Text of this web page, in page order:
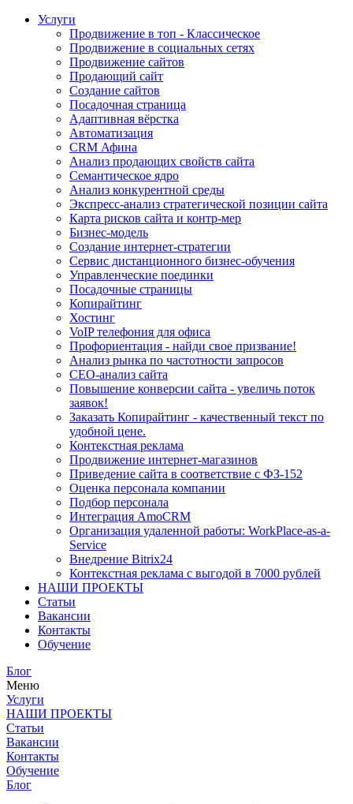
Услуги
Продвижение в топ - Классическое
Продвижение в социальных сетях
Продвижение сайтов
Продающий сайт
Создание сайтов
Посадочная страница
Адаптивная вёрстка
Автоматизация
CRM Афина
Анализ продающих свойств сайта
Семантическое ядро
Анализ конкурентной среды
Экспресс-анализ стратегической позиции сайта
Карта рисков сайта и контр-мер
Бизнес-модель
Создание интернет-стратегии
Сервис дистанционного бизнес-обучения
Управленческие поединки
Посадочные страницы
Копирайтинг
Хостинг
VoIP телефония для офиса
Профориентация - найди свое призвание!
Анализ рынка по частотности запросов
СЕО-анализ сайта
Повышение конверсии сайта - увеличь поток
заявок!
Заказать Копирайтинг - качественный текст по
удобной цене.
Контекстная реклама
Продвижение интернет-магазинов
Приведение сайта в соответствие с ФЗ-152
Оценка персонала компании
Подбор персонала
Интеграция AmoCRM
Организация удаленной работы: WorkPlace-as-a-
Service
Внедрение Bitrix24
Контекстная реклама с выгодой в 7000 рублей
НАШИ ПРОЕКТЫ
Статьи
Вакансии
Контакты
Обучение
Блог
Меню
Услуги
НАШИ ПРОЕКТЫ
Статьи
Вакансии
Контакты
Обучение
Блог